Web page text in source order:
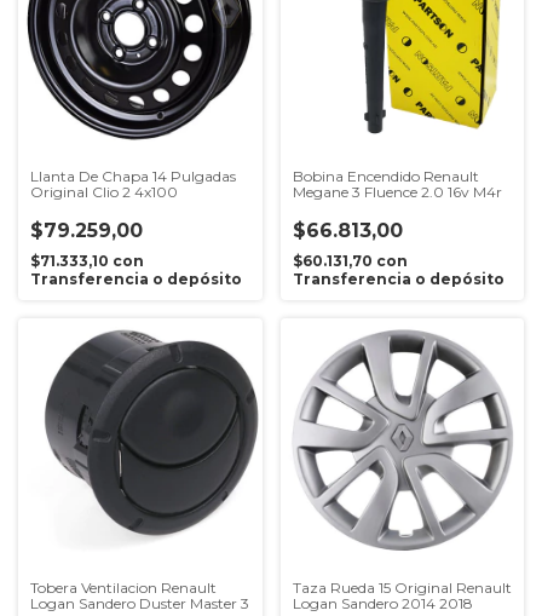
Llanta De Chapa 14 Pulgadas
Original Clio 2 4x100
$79.259,00
$71.333,10 con
Transferencia o depósito
Bobina Encendido Renault
Megane 3 Fluence 2.0 16v M4r
$66.813,00
$60.131,70 con
Transferencia o depósito
Tobera Ventilacion Renault
Logan Sandero Duster Master 3
Taza Rueda 15 Original Renault
Logan Sandero 2014 2018